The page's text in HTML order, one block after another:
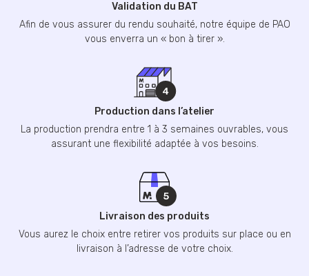
Validation du BAT
Afin de vous assurer du rendu souhaité, notre équipe de PAO
vous enverra un « bon à tirer ».
Production dans l’atelier
La production prendra entre 1 à 3 semaines ouvrables, vous
assurant une flexibilité adaptée à vos besoins.
Livraison des produits
Vous aurez le choix entre retirer vos produits sur place ou en
livraison à l’adresse de votre choix.